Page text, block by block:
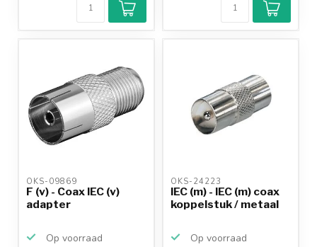
OKS-09869
F (v) - Coax IEC (v)
adapter
Op voorraad
OKS-24223
IEC (m) - IEC (m) coax
koppelstuk / metaal
Op voorraad